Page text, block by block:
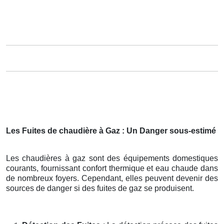
Les Fuites de chaudière à Gaz : Un Danger sous-estimé
Les chaudières à gaz sont des équipements domestiques
courants, fournissant confort thermique et eau chaude dans
de nombreux foyers. Cependant, elles peuvent devenir des
sources de danger si des fuites de gaz se produisent.